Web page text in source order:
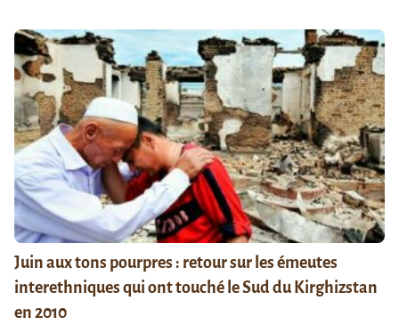
Juin aux tons pourpres : retour sur les émeutes
interethniques qui ont touché le Sud du Kirghizstan
en 2010